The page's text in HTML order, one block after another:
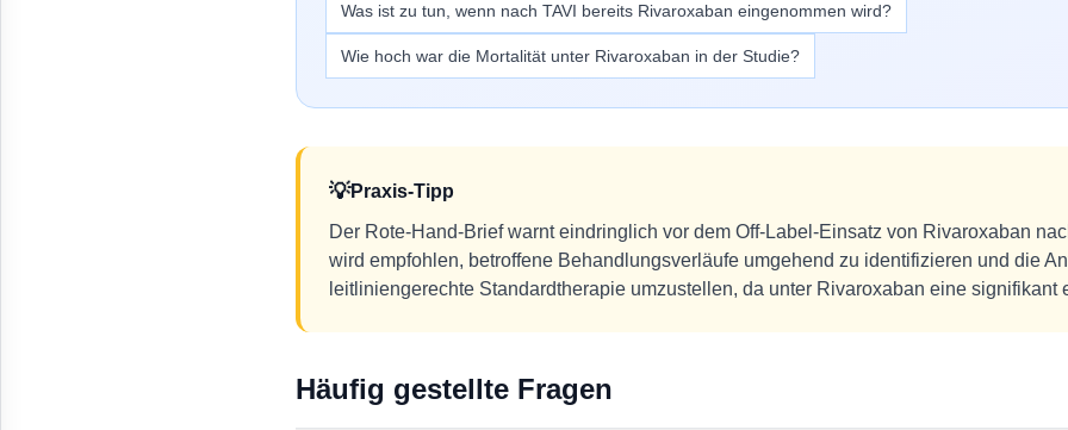
Was ist zu tun, wenn nach TAVI bereits Rivaroxaban eingenommen wird?
Wie hoch war die Mortalität unter Rivaroxaban in der Studie?
💡Praxis-Tipp
Der Rote-Hand-Brief warnt eindringlich vor dem Off-Label-Einsatz von Rivaroxaban
wird empfohlen, betroffene Behandlungsverläufe umgehend zu identifizieren und die
leitliniengerechte Standardtherapie umzustellen, da unter Rivaroxaban eine signifikant
Häufig gestellte Fragen